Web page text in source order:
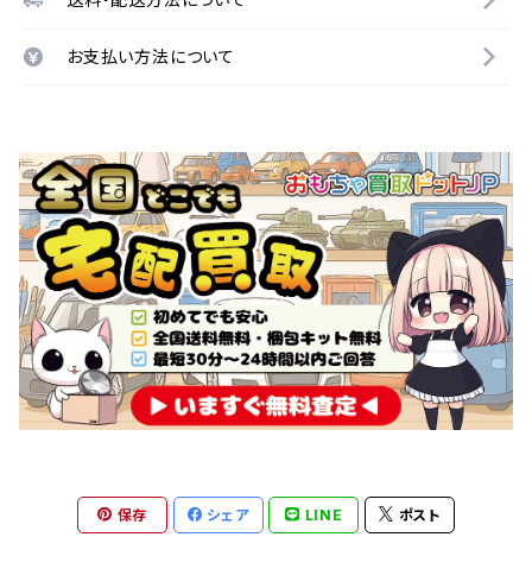
お支払い方法について
保存 シェア LINE ポスト